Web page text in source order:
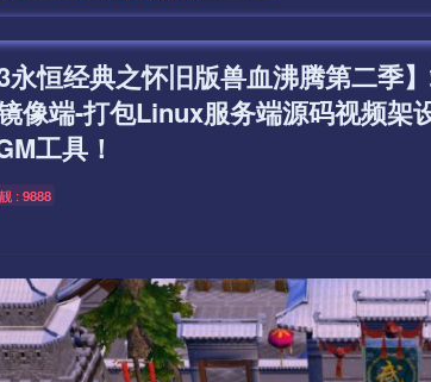
永恒经典之怀旧版兽血沸腾第二季
像端-打包Linux服务端源码视频架
工具！
靓 : 9888